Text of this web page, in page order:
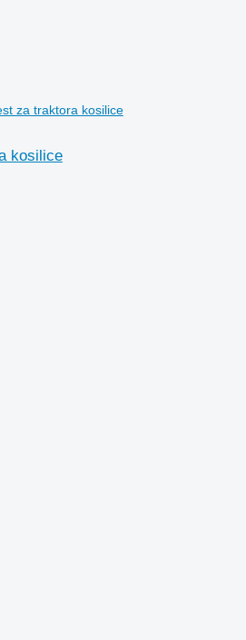
za traktora kosilice
kosilice